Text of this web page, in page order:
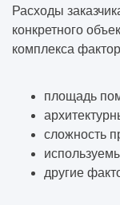
Расходы
конкретного
комплекса
площадь
сложность
другие